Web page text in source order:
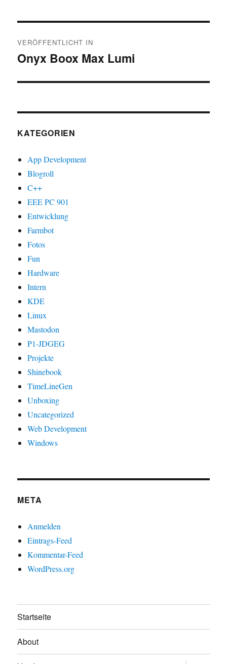
VERÖFFENTLICHT IN
Onyx Boox Max Lumi
KATEGORIEN
App Development
Blogroll
C++
EEE PC 901
Entwicklung
Farmbot
Fotos
Fun
Hardware
Intern
KDE
Linux
Mastodon
P1-JDGEG
Projekte
Shinebook
TimeLineGen
Unboxing
Uncategorized
Web Development
Windows
META
Anmelden
Eintrags-Feed
Kommentar-Feed
WordPress.org
Startseite
About